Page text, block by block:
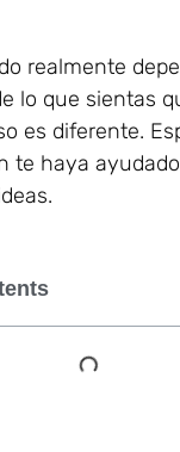
realmente
lo que sientas
es diferente.
te haya